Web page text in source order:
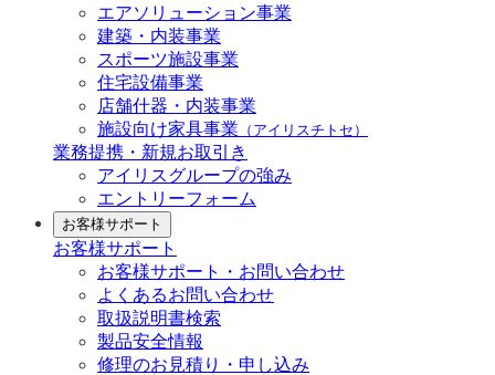
エアソリューション事業
建築・内装事業
スポーツ施設事業
住宅設備事業
店舗什器・内装事業
施設向け家具事業 （アイリスチトセ）
業務提携・新規お取引き
アイリスグループの強み
エントリーフォーム
お客様サポート
お客様サポート
お客様サポート・お問い合わせ
よくあるお問い合わせ
取扱説明書検索
製品安全情報
修理のお見積り・申し込み